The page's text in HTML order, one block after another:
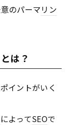
のパーマリン
は？
イントがいく
によってSEOで